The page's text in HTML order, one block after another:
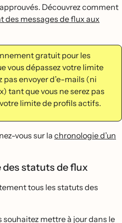
approuvés. Découvrez comment
des messages de flux aux
gratuit pour les
vous dépassez votre limite
pas envoyer d’e-mails (ni
tant que vous ne serez pas
limite de profils actifs.
vous sur la chronologie d’un
statuts de flux
tous les statuts des
souhaitez mettre à jour dans le